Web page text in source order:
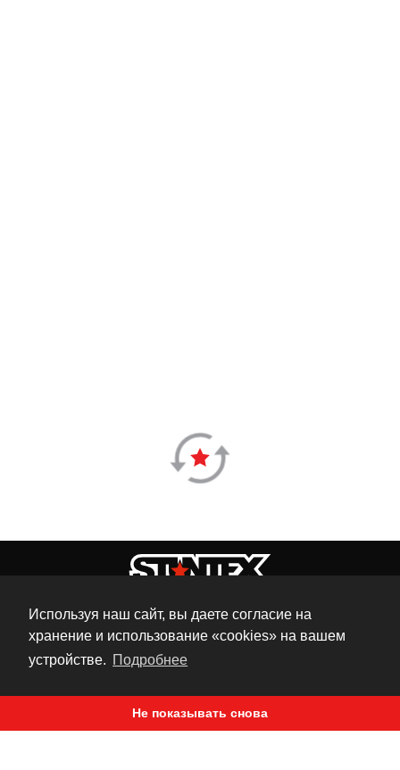
Используя наш сайт, вы даете согласие на
хранение и использование «cookies» на вашем
устройстве. Подробнее
Не показывать снова
STUNT GRAND PRIX 2015
10 лет назад
стант соревнование в Польше. В этом году оно
сопровождалось аномальной жарой: +35-37 градусов.